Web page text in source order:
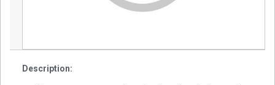
Description: